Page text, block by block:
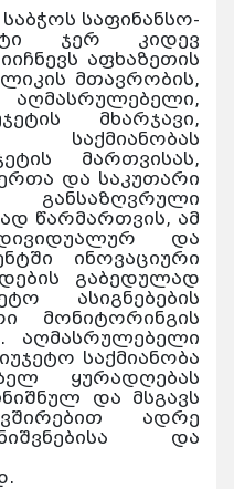
საფინანსო-
ჯერ კიდევ
აფხაზეთის
მთავრობის,
მხარჯავი,
საქმიანობას
მართვისას,
და საკუთარი
წარმართვის, ამ
და
ინოვაციური
გაბედულად
ასიგნებების
მონიტორინგის
აღმასრულებელი
საქმიანობა
ყურადღებას
და მსგავს
ადრე
და